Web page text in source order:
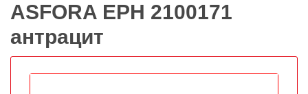
ASFORA EPH 2100171
антрацит